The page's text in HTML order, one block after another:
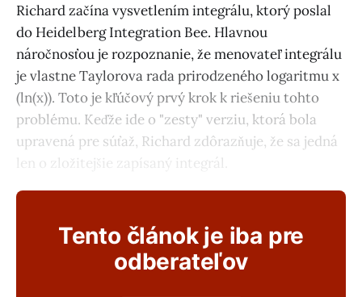
Richard začína vysvetlením integrálu, ktorý poslal
do Heidelberg Integration Bee. Hlavnou
náročnosťou je rozpoznanie, že menovateľ integrálu
je vlastne Taylorova rada prirodzeného logaritmu x
(ln(x)). Toto je kľúčový prvý krok k riešeniu tohto
problému. Keďže ide o "zesty" verziu, ktorá bola
upravená pre súťaž, Richard zdôrazňuje, že sa jedná
len o zložitejšie zapísaný integrál.
Tento článok je iba pre
odberateľov